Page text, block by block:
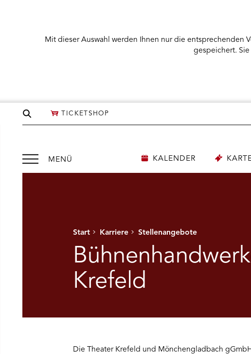
Seite
TICKETSHOP
Mit dieser Auswahl werden Ihnen nur die entsprechenden
gespeichert.
MENÜ
Menü
öffnen
SPIELPLAN ÖFFNEN
BESUCH ÖFFNEN
KALENDER
Start Karriere Stellenangebote
Krefeld
Die Theater Krefeld und Mönchengladbach